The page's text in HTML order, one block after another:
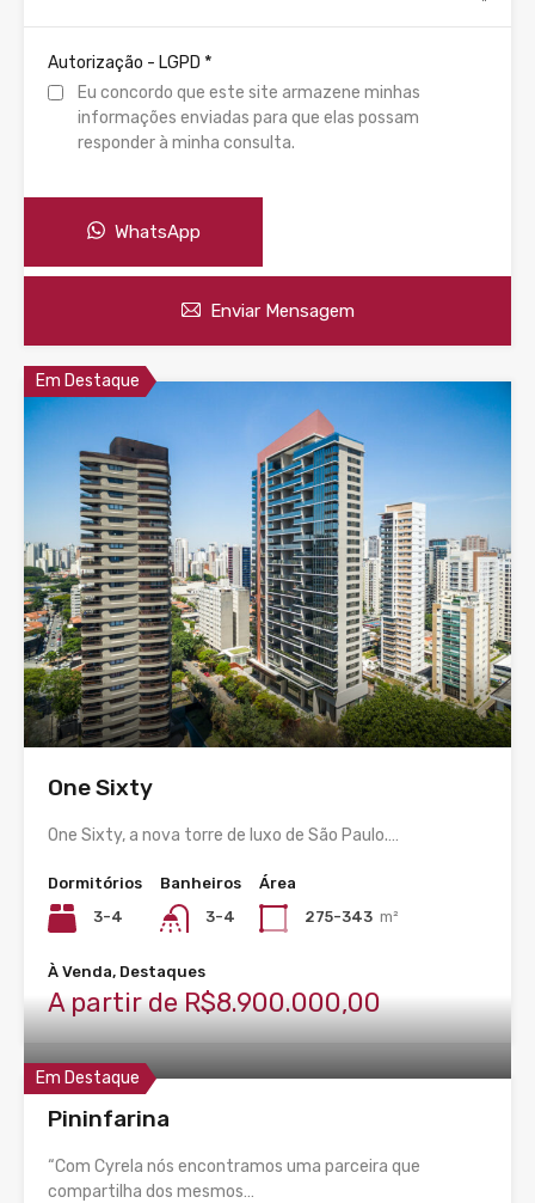
Autorização - LGPD *
Eu concordo que este site armazene minhas
informações enviadas para que elas possam
responder à minha consulta.
WhatsApp
Enviar Mensagem
Em Destaque
One Sixty
One Sixty, a nova torre de luxo de São Paulo.…
Dormitórios
3-4
Banheiros
3-4
Área
275-343 m²
À Venda, Destaques
A partir de R$8.900.000,00
Em Destaque
Pininfarina
“Com Cyrela nós encontramos uma parceira que
compartilha dos mesmos…